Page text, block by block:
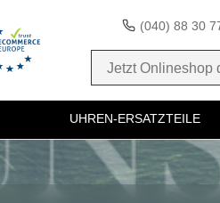
(040) 88 30
UHREN-ERSATZTEILE